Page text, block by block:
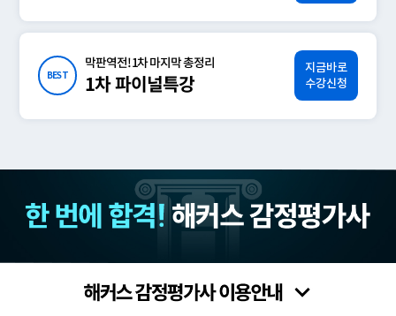
BEST
막판역전! 1차 마지막 총정리
1차 파이널특강
지금바로
수강신청